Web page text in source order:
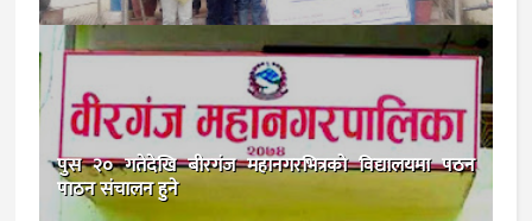
पुस २० गतेदेखि बीरगंज महानगरभित्रकाे विद्यालयमा पठन
पाठन संचालन हुने